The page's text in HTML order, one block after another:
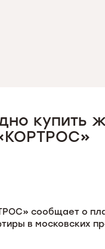
купить
сообщает о
в московских